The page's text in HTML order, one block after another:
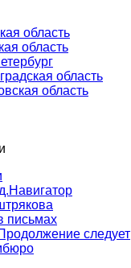
область
область
область
область
письмах
следует